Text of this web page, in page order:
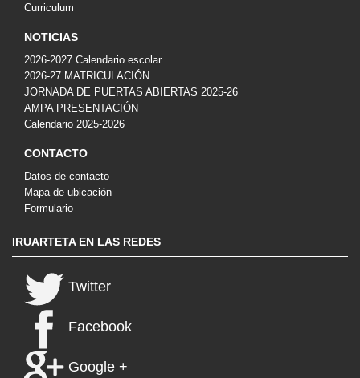
Curriculum
NOTICIAS
2026-2027 Calendario escolar
2026-27 MATRICULACIÓN
JORNADA DE PUERTAS ABIERTAS 2025-26
AMPA PRESENTACIÓN
Calendario 2025-2026
CONTACTO
Datos de contacto
Mapa de ubicación
Formulario
IRUARTETA EN LAS REDES
Twitter
Facebook
Google +